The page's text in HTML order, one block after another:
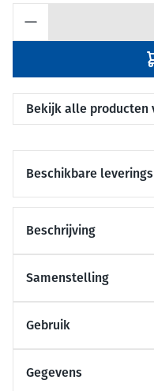
Bekijk alle producten
Beschikbare
Beschrijving
Samenstelling
Gebruik
Gegevens